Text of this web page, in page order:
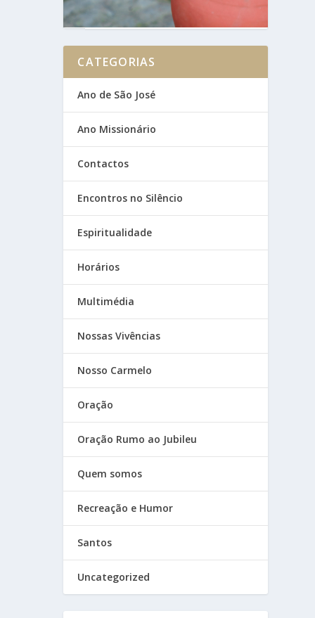
CATEGORIAS
Ano de São José
Ano Missionário
Contactos
Encontros no Silêncio
Espiritualidade
Horários
Multimédia
Nossas Vivências
Nosso Carmelo
Oração
Oração Rumo ao Jubileu
Quem somos
Recreação e Humor
Santos
Uncategorized